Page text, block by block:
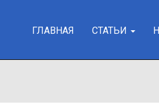
ГЛАВНАЯ СТАТЬИ